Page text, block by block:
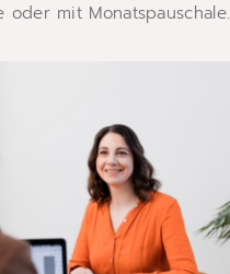
oder mit Monatspauschale.